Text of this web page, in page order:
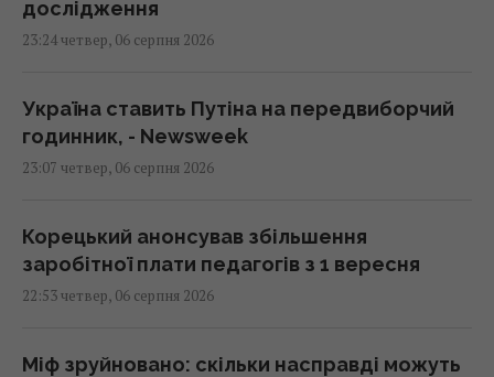
дослідження
23:24 четвер, 06 серпня 2026
Україна ставить Путіна на передвиборчий
годинник, - Newsweek
23:07 четвер, 06 серпня 2026
Корецький анонсував збільшення
заробітної плати педагогів з 1 вересня
22:53 четвер, 06 серпня 2026
Міф зруйновано: скільки насправді можуть